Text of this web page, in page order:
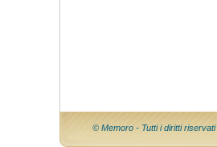
© Memoro - Tutti i diritti riservati